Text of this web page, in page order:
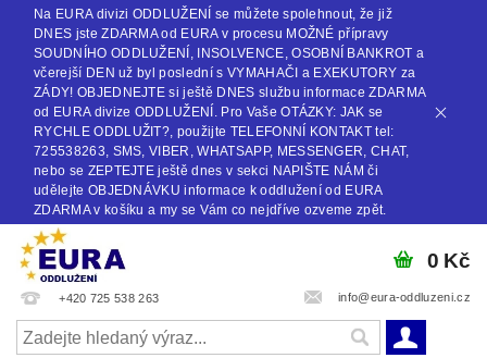
Na EURA divizi ODDLUŽENÍ se můžete spolehnout, že již
DNES jste ZDARMA od EURA v procesu MOŽNÉ přípravy
SOUDNÍHO ODDLUŽENÍ, INSOLVENCE, OSOBNÍ BANKROT a
včerejší DEN už byl poslední s VYMAHAČI a EXEKUTORY za
ZÁDY! OBJEDNEJTE si ještě DNES službu informace ZDARMA
od EURA divize ODDLUŽENÍ. Pro Vaše OTÁZKY: JAK se
RYCHLE ODDLUŽIT?, použijte TELEFONNÍ KONTAKT tel:
725538263, SMS, VIBER, WHATSAPP, MESSENGER, CHAT,
nebo se ZEPTEJTE ještě dnes v sekci NAPIŠTE NÁM či
udělejte OBJEDNÁVKU informace k oddlužení od EURA
ZDARMA v košíku a my se Vám co nejdříve ozveme zpět.
+420 725 538 263 info@eura-oddluzeni.cz
0 Kč